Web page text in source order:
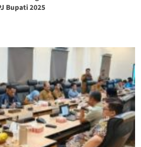
Bupati 2025